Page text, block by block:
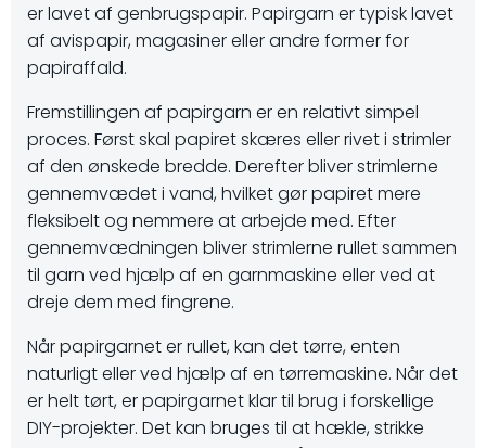
er lavet af genbrugspapir. Papirgarn er typisk lavet
af avispapir, magasiner eller andre former for
papiraffald.
Fremstillingen af papirgarn er en relativt simpel
proces. Først skal papiret skæres eller rivet i strimler
af den ønskede bredde. Derefter bliver strimlerne
gennemvædet i vand, hvilket gør papiret mere
fleksibelt og nemmere at arbejde med. Efter
gennemvædningen bliver strimlerne rullet sammen
til garn ved hjælp af en garnmaskine eller ved at
dreje dem med fingrene.
Når papirgarnet er rullet, kan det tørre, enten
naturligt eller ved hjælp af en tørremaskine. Når det
er helt tørt, er papirgarnet klar til brug i forskellige
DIY-projekter. Det kan bruges til at hækle, strikke